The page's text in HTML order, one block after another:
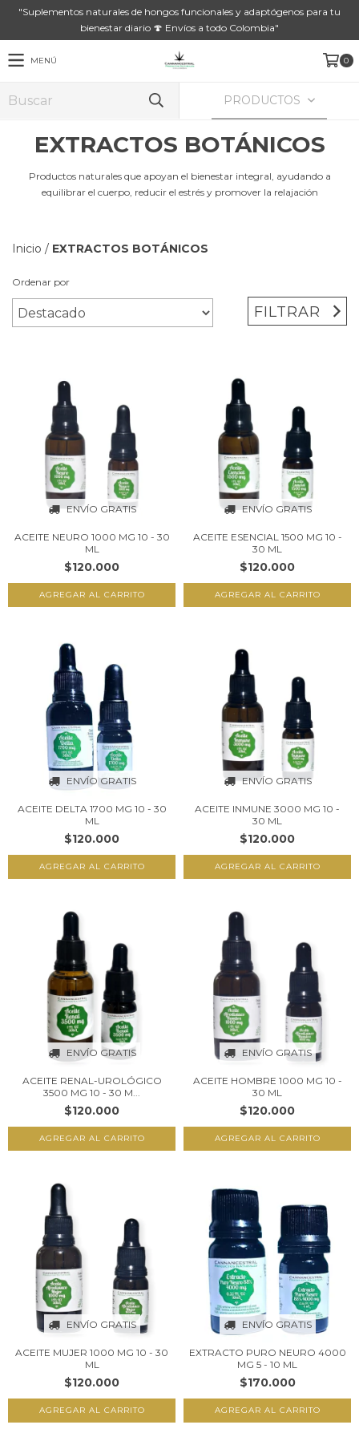
"Suplementos naturales de hongos funcionales y adaptógenos para tu
bienestar diario 🍄 Envíos a todo Colombia"
MENÚ 0
PRODUCTOS
EXTRACTOS BOTÁNICOS
Productos naturales que apoyan el bienestar integral, ayudando a
equilibrar el cuerpo, reducir el estrés y promover la relajación
Inicio / EXTRACTOS BOTÁNICOS
Ordenar por
FILTRAR
ENVÍO GRATIS
ACEITE NEURO 1000 MG 10 - 30
ML
$120.000
AGREGAR AL CARRITO
ENVÍO GRATIS
ACEITE ESENCIAL 1500 MG 10 -
30 ML
$120.000
AGREGAR AL CARRITO
ENVÍO GRATIS
ACEITE DELTA 1700 MG 10 - 30
ML
$120.000
AGREGAR AL CARRITO
ENVÍO GRATIS
ACEITE INMUNE 3000 MG 10 -
30 ML
$120.000
AGREGAR AL CARRITO
ENVÍO GRATIS
ACEITE RENAL-UROLÓGICO
3500 MG 10 - 30 M...
$120.000
AGREGAR AL CARRITO
ENVÍO GRATIS
ACEITE HOMBRE 1000 MG 10 -
30 ML
$120.000
AGREGAR AL CARRITO
ENVÍO GRATIS
ACEITE MUJER 1000 MG 10 - 30
ML
$120.000
AGREGAR AL CARRITO
ENVÍO GRATIS
EXTRACTO PURO NEURO 4000
MG 5 - 10 ML
$170.000
AGREGAR AL CARRITO